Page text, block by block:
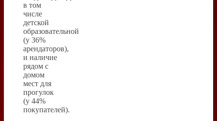
в том
числе
детской
образовательной
(у 36%
арендаторов),
и наличие
рядом с
домом
мест для
прогулок
(у 44%
покупателей).